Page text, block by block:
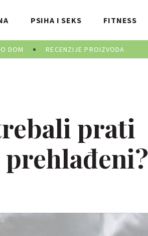
PSIHA I SEKS FITNESS
DOM RECENZIJE PROIZVODA
prati